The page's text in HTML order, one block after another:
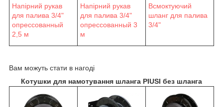
Напірний рукав
для палива 3/4"
опрессованный
2,5 м
Напірний рукав
для палива 3/4"
опрессованный 3
м
Всмоктуючий
шланг для палива
3/4"
Вам можуть стати в нагоді
Котушки для намотування шланга PIUSI без шланга